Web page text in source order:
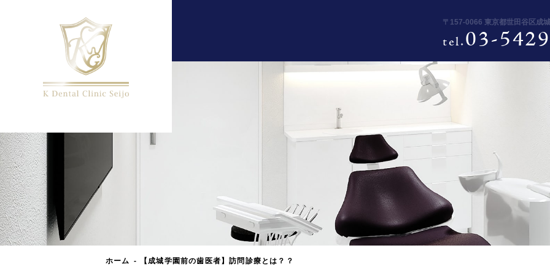
〒157-0066 東京都世田谷区成
tel.03-
ホーム 【成城学園前の歯医者】訪問診療とは？？